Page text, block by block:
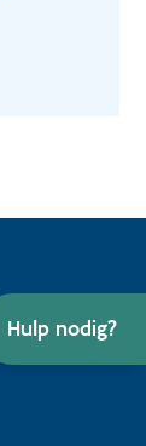
Hulp nodig?